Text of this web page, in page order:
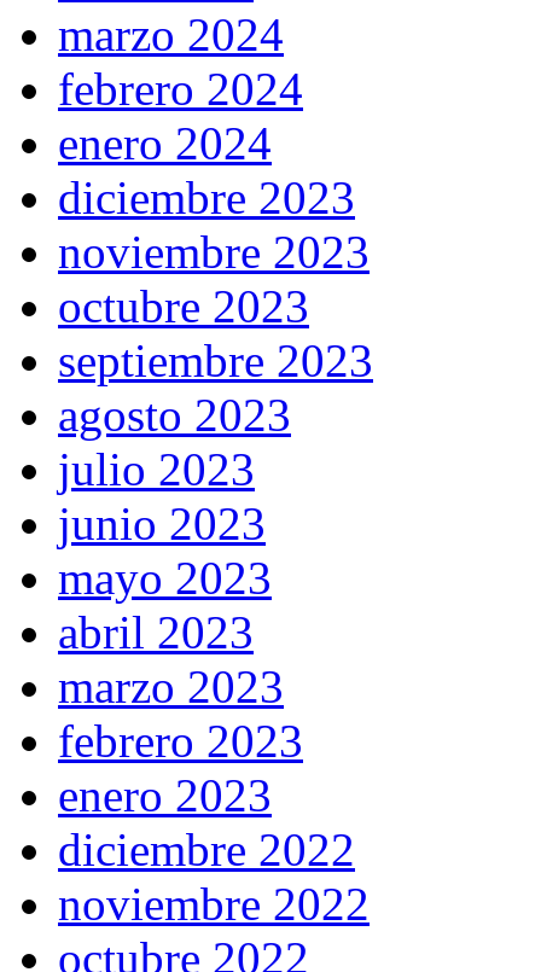
marzo 2024
febrero 2024
enero 2024
diciembre 2023
noviembre 2023
octubre 2023
septiembre 2023
agosto 2023
julio 2023
junio 2023
mayo 2023
abril 2023
marzo 2023
febrero 2023
enero 2023
diciembre 2022
noviembre 2022
octubre 2022